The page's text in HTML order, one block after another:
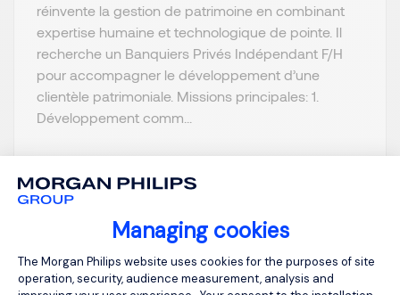
Managing cookies
Consent Management Platform:
The Morgan Philips website uses cookies for the purposes of site
operation, security, audience measurement, analysis and
réinvente la gestion de patrimoine en combinant
expertise humaine et technologique de pointe. Il
recherche un Banquiers Privés Indépendant F/H
pour accompagner le développement d’une
clientèle patrimoniale. Missions principales: 1.
Développement comm...
View job and apply